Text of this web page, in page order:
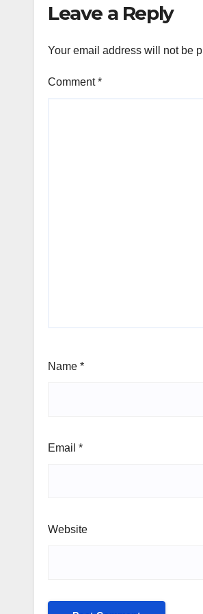
Leave a Reply
Your email address will not be
Comment*
Name *
Email *
Website